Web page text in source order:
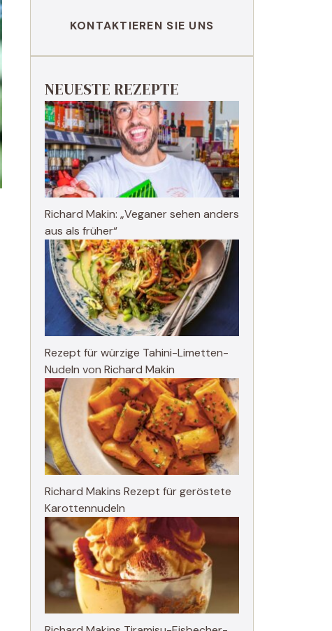
KONTAKTIEREN SIE UNS
NEUESTE REZEPTE
Richard Makin: „Veganer sehen anders
aus als früher“
Rezept für würzige Tahini-Limetten-
Nudeln von Richard Makin
Richard Makins Rezept für geröstete
Karottennudeln